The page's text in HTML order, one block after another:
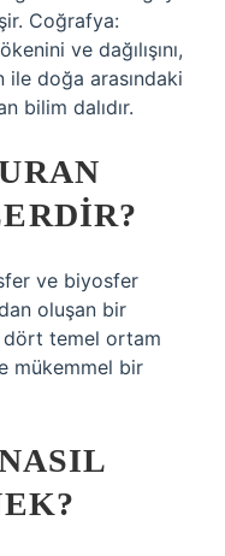
Coğrafya:
ve dağılışını,
ile doğa arasındaki
bilim dalıdır.
ve biyosfer
oluşan bir
dört temel ortam
mükemmel bir